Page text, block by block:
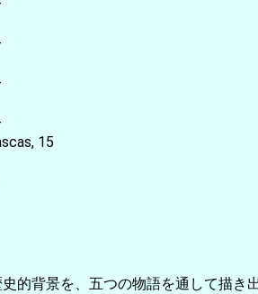
15
的背景を、五つの物語を通して描き